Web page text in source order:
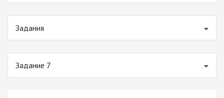
Задания
Задание 7